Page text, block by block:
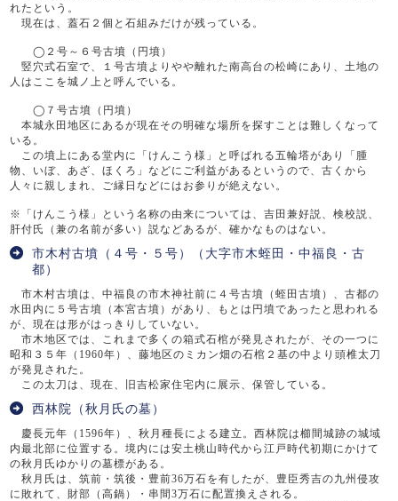
れたという。
現在は、蓋石２個と石組みだけが残っている。
◯２号～６号古墳（円墳）
竪穴式石室で、１号古墳よりやや離れた南高台の松崎にあり、土地の
人はここを城ノ上と呼んでいる。
◯７号古墳（円墳）
本城永田地区にあるが現在その明確な場所を探すことは難しくなって
いる。
この墳上にある堂内に「けんこう様」と呼ばれる五輪塔があり「腫
物、いぼ、あざ、ほくろ」などにご利益があるというので、古くから
人々に親しまれ、ご縁日などにはお参りが絶えない。
※「けんこう様」という名称の由来については、吉田兼好説、検校説、
肝付氏（兼の名前が多い）説などあるが、確かなものはない。
市木村古墳（４号・５号）（大字市木蛭田・中福良・古
都）
市木村古墳は、中福良の市木神社前に４号古墳（蛭田古墳）、古都の
水田内に５号古墳（本宮古墳）があり、もとは円墳であったと思われる
が、現在は形がはっきりしていない。
市木地区では、これまで多くの箱式石棺が発見されたが、その一つに
昭和３５年（1960年）、藤地区のミカン畑の石棺２基の中より頭椎太刀
が発見された。
この太刀は、現在、旧吉松家住宅内に展示、保管している。
西林院（秋月氏の墓）
慶長元年（1596年）、秋月種長による建立。西林院は櫛間城跡の城域
内最北部に位置する。境内には安土桃山時代から江戸時代初期にかけて
の秋月氏ゆかりの墓標がある。
秋月氏は、筑前・筑後・豊前36万石を有したが、豊臣秀吉の九州侵攻
に敗れて、財部（高鍋）・串間3万石に配置換えされる。